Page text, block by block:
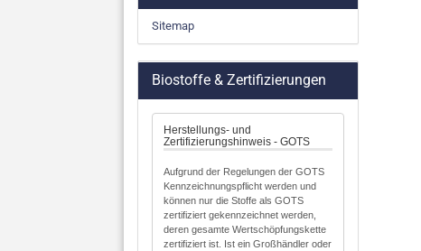
Sitemap
Biostoffe & Zertifizierungen
Herstellungs- und
Zertifizierungshinweis - GOTS
Aufgrund der Regelungen der GOTS
Kennzeichnungspflicht werden und
können nur die Stoffe als GOTS
zertifiziert gekennzeichnet werden,
deren gesamte Wertschöpfungskette
zertifiziert ist. Ist ein Großhändler oder